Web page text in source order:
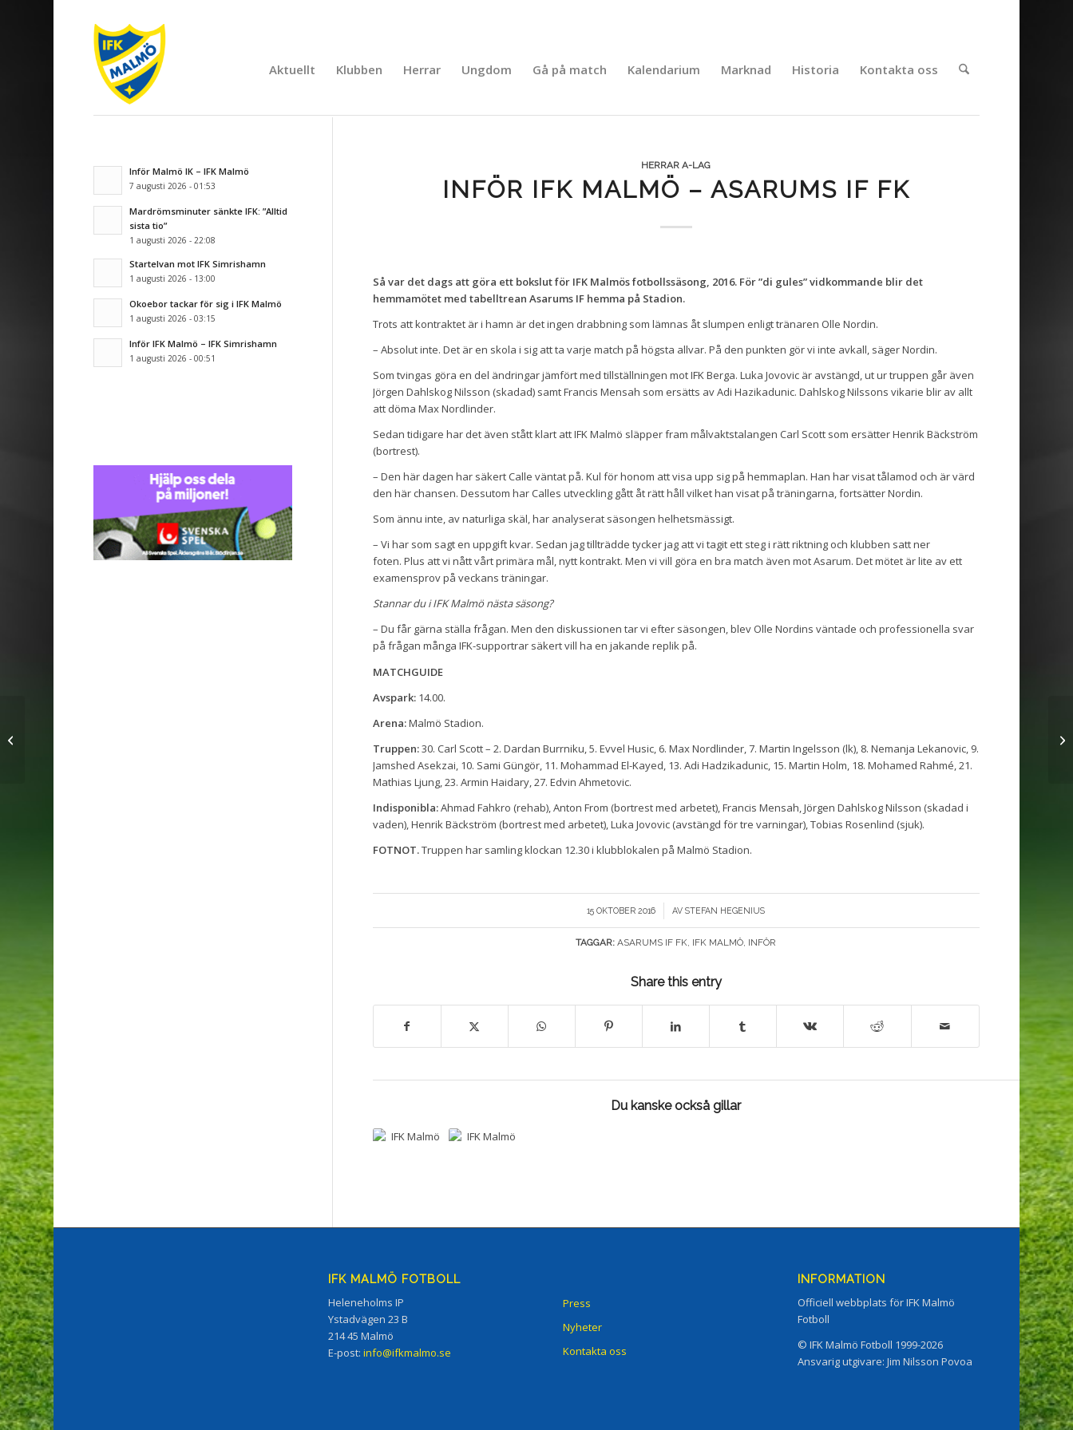
Aktuellt Klubben Herrar Ungdom Gå på match Kalendarium Marknad Historia Kontakta oss
HERRAR A-LAG
INFÖR IFK MALMÖ – ASARUMS IF FK
Så var det dags att göra ett bokslut för IFK Malmös fotbollssäsong, 2016. För ”di gules” vidkommande blir det
hemmamötet med tabelltrean Asarums IF hemma på Stadion.
Trots att kontraktet är i hamn är det ingen drabbning som lämnas åt slumpen enligt tränaren Olle Nordin.
– Absolut inte. Det är en skola i sig att ta varje match på högsta allvar. På den punkten gör vi inte avkall, säger Nordin.
Som tvingas göra en del ändringar jämfört med tillställningen mot IFK Berga. Luka Jovovic är avstängd, ut ur truppen går även
Jörgen Dahlskog Nilsson (skadad) samt Francis Mensah som ersätts av Adi Hazikadunic. Dahlskog Nilssons vikarie blir av allt
att döma Max Nordlinder.
Sedan tidigare har det även stått klart att IFK Malmö släpper fram målvaktstalangen Carl Scott som ersätter Henrik Bäckström
(bortrest).
– Den här dagen har säkert Calle väntat på. Kul för honom att visa upp sig på hemmaplan. Han har visat tålamod och är värd
den här chansen. Dessutom har Calles utveckling gått åt rätt håll vilket han visat på träningarna, fortsätter Nordin.
Som ännu inte, av naturliga skäl, har analyserat säsongen helhetsmässigt.
– Vi har som sagt en uppgift kvar. Sedan jag tillträdde tycker jag att vi tagit ett steg i rätt riktning och klubben satt ner
foten. Plus att vi nått vårt primära mål, nytt kontrakt. Men vi vill göra en bra match även mot Asarum. Det mötet är lite av ett
examensprov på veckans träningar.
Stannar du i IFK Malmö nästa säsong?
– Du får gärna ställa frågan. Men den diskussionen tar vi efter säsongen, blev Olle Nordins väntade och professionella svar
på frågan många IFK-supportrar säkert vill ha en jakande replik på.
MATCHGUIDE
Avspark:14.00.
Arena:Malmö Stadion.
Truppen:30. Carl Scott – 2. Dardan Burrniku, 5. Evvel Husic, 6. Max Nordlinder, 7. Martin Ingelsson (lk), 8. Nemanja Lekanovic, 9.
Jamshed Asekzai, 10. Sami Güngör, 11. Mohammad El-Kayed, 13. Adi Hadzikadunic, 15. Martin Holm, 18. Mohamed Rahmé, 21.
Mathias Ljung, 23. Armin Haidary, 27. Edvin Ahmetovic.
Indisponibla:Ahmad Fahkro (rehab), Anton From (bortrest med arbetet), Francis Mensah, Jörgen Dahlskog Nilsson (skadad i
vaden), Henrik Bäckström (bortrest med arbetet), Luka Jovovic (avstängd för tre varningar), Tobias Rosenlind (sjuk).
FOTNOT.Truppen har samling klockan 12.30 i klubblokalen på Malmö Stadion.
15 OKTOBER 2016
/ AVSTEFAN HEGENIUS
TAGGAR: ASARUMS IF FK IFK MALMÖ INFÖR
Share this entry
Du kanske också gillar
Inför Malmö IK – IFK Malmö
7 augusti 2026 - 01:53
Mardrömsminuter sänkte IFK: ”Alltid
sista tio”
1 augusti 2026 - 22:08
Startelvan mot IFK Simrishamn
1 augusti 2026 - 13:00
Okoebor tackar för sig i IFK Malmö
1 augusti 2026 - 03:15
Inför IFK Malmö – IFK Simrishamn
1 augusti 2026 - 00:51
IFK MALMÖ FOTBOLL
Heleneholms IP
Ystadvägen 23 B
214 45 Malmö
E-post:info@ifkmalmo.se
Press
Nyheter
Kontakta oss
INFORMATION
Officiell webbplats för IFK Malmö
Fotboll
© IFK Malmö Fotboll 1999-2026
Ansvarig utgivare: Jim Nilsson Povoa